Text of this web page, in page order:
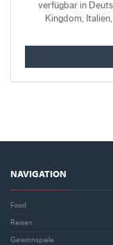
verfügbar in
Kingdom,
NAVIGATION
Food
Reisen
Gewinnspiele